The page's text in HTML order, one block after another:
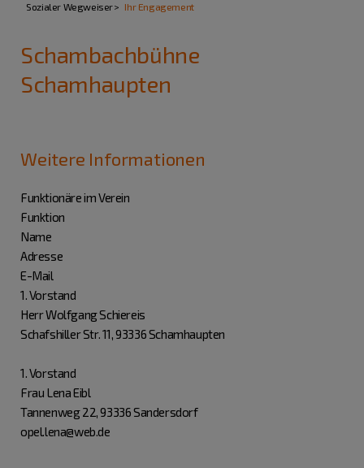
Sozialer Wegweiser Ihr Engagement
Schambachbühne
Schamhaupten
Weitere Informationen
Funktionäre im Verein
Funktion
Name
Adresse
E-Mail
1. Vorstand
Herr Wolfgang Schiereis
Schafshiller Str. 11, 93336 Schamhaupten
1. Vorstand
Frau Lena Eibl
Tannenweg 22, 93336 Sandersdorf
opel.lena@web.de